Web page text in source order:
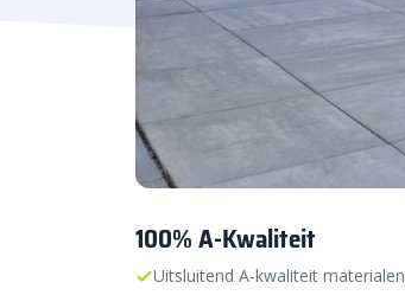
100% A-Kwaliteit
Uitsluitend A-kwaliteit materialen